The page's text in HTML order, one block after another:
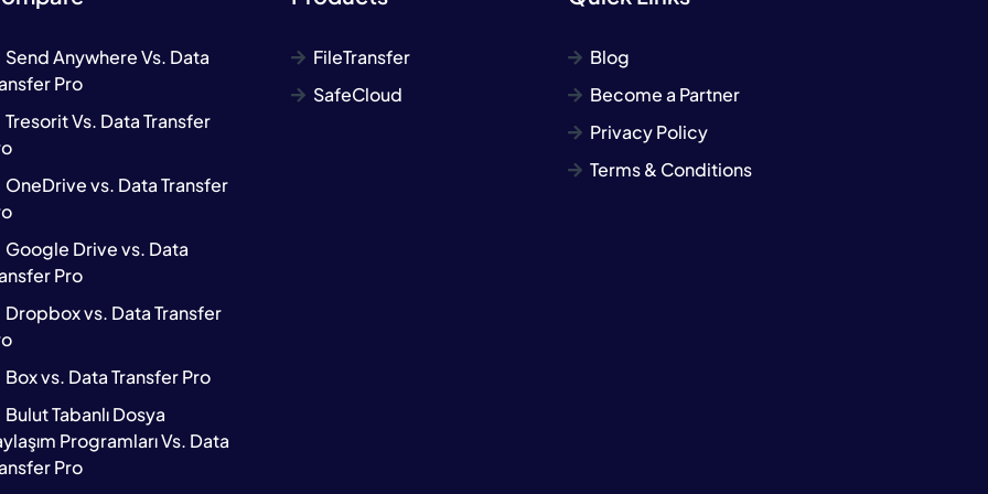
Send Anywhere Vs. Data
Pro
Tresorit Vs. Data Transfer
OneDrive vs. Data Transfer
Google Drive vs. Data
Pro
Dropbox vs. Data Transfer
Box vs. Data Transfer Pro
Bulut Tabanlı Dosya
Programları Vs. Data
Pro
FileTransfer
SafeCloud
Blog
Become a Partner
Privacy Policy
Terms & Conditions